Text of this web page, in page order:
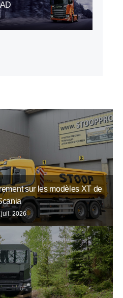
sur les modèles XT de
2026